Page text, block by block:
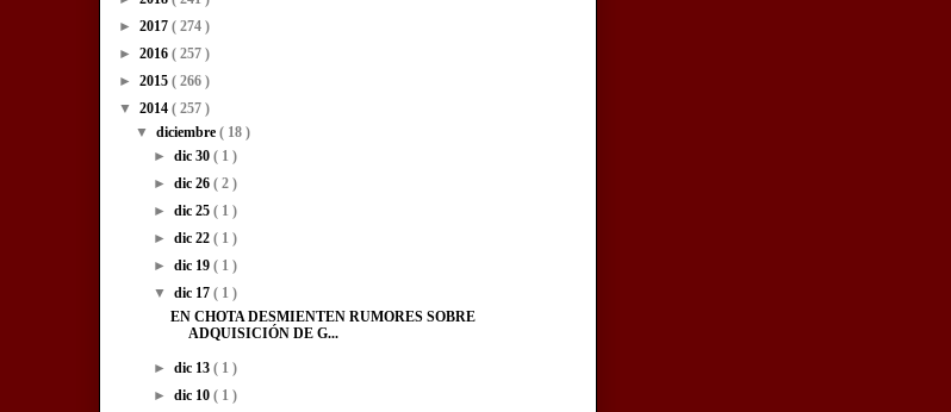
► 2017 ( 274 )
► 2016 ( 257 )
► 2015 ( 266 )
▼ 2014 ( 257 )
▼diciembre( 18 )
► dic 30 ( 1 )
► dic 26 ( 2 )
► dic 25 ( 1 )
► dic 22 ( 1 )
► dic 19 ( 1 )
▼ dic 17 ( 1 )
EN CHOTA DESMIENTEN RUMORES SOBRE
ADQUISICIÓN DE G...
► dic 13 ( 1 )
► dic 10 ( 1 )